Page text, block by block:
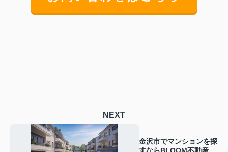
NEXT
金沢市でマンションを探
すならBLOOM不動産が